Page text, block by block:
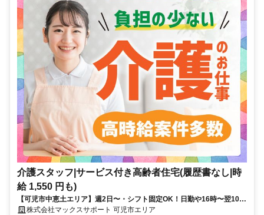
介護スタッフ|サービス付き高齢者住宅(履歴書なし|時
給 1,550 円も)
【可児市中恵土エリア】週2日〜・シフト固定OK！日勤や16時〜翌10時
夜勤も選べる×日払い可のサ高住介護スタッフ
株式会社マックスサポート 可児市エリア